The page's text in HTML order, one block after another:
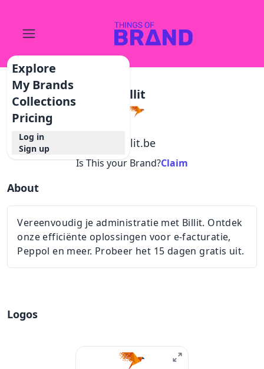
Explore
My Brands
Collections
Pricing
Log in
Sign up
Billit
billit.be
Is This your Brand?Claim
About
Vereenvoudig je administratie met Billit. Ontdek
onze efficiënte oplossingen voor e-facturatie,
Peppol en meer. Probeer het 15 dagen gratis uit.
Logos